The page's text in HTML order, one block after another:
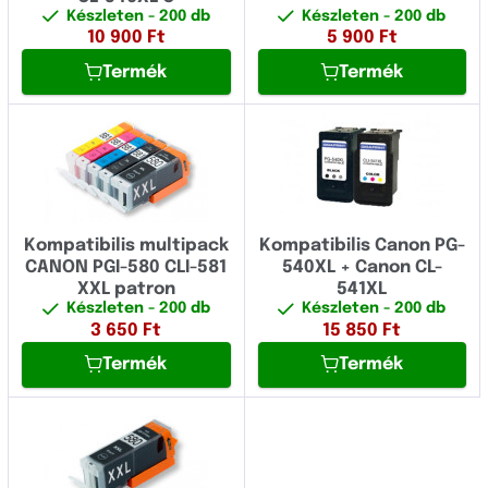
Fullmark
GIGAPRINT
Image
Konica Minolta
Kyocera
Lexmark
CFX
CLC
Copia
ES
FC
FX
FaxPhone
Készleten - 200 db
10 900 Ft
Termék
Készleten- 200 db
5 900 Ft
Termék
Kompatibilis multipack
CANON PGI-580 CLI-581
XXL patron
Készleten - 200 db
3 650 Ft
Termék
Kompatibilis Canon PG-
540XL + Canon CL-
541XL
Készleten- 200 db
15 850 Ft
Termék